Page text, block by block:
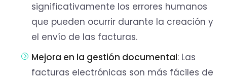
significativamente los errores humanos
que pueden ocurrir durante la creación y
el envío de las facturas.
Mejora en la gestión documental: Las
facturas electrónicas son más fáciles de